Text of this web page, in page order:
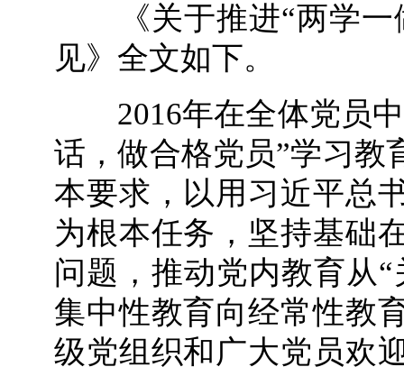
《关于推进“两学一
见》全文如下。
2016年在全体党员中
话，做合格党员”学习教
本要求，以用习近平总
为根本任务，坚持基础
问题，推动党内教育从
集中性教育向经常性教
级党组织和广大党员欢